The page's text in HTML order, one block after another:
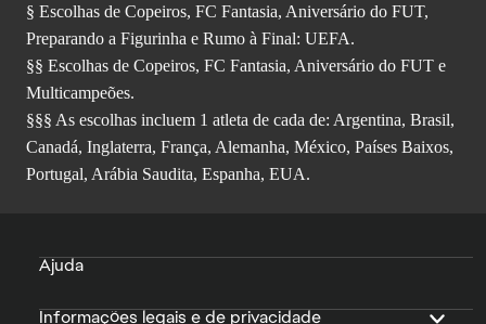
§ Escolhas de Copeiros, FC Fantasia, Aniversário do FUT,
Preparando a Figurinha e Rumo à Final: UEFA.
§§ Escolhas de Copeiros, FC Fantasia, Aniversário do FUT e
Multicampeões.
§§§ As escolhas incluem 1 atleta de cada de: Argentina, Brasil,
Canadá, Inglaterra, França, Alemanha, México, Países Baixos,
Portugal, Arábia Saudita, Espanha, EUA.
Ajuda
Informações legais e de privacidade